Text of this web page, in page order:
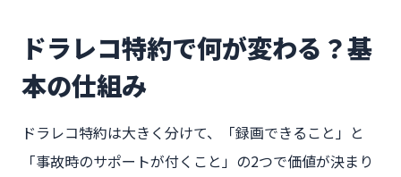
ドラレコ特約で何が変わる？基
本の仕組み
ドラレコ特約は大きく分けて、「録画できること」と
「事故時のサポートが付くこと」の2つで価値が決まり